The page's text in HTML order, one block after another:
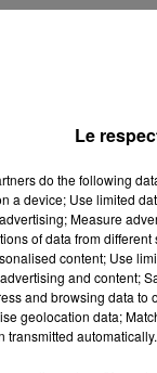
Le
do the following
a device; Use limited
Measure
of data from
content; Use
and content;
and browsing data
geolocation data;
transmitted automatically.